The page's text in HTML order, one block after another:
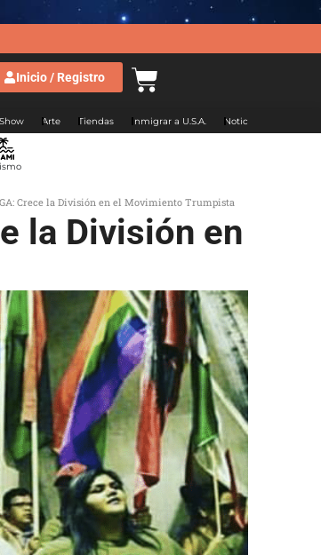
Inicio / Registro
Arte Tiendas Inmigrar a U.S.A. Noticias Argentina
Crece la División en el Movimiento Trumpista
la División en